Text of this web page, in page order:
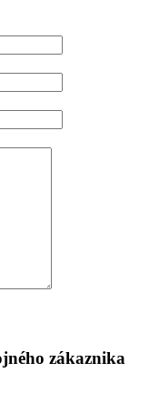
zákaznika